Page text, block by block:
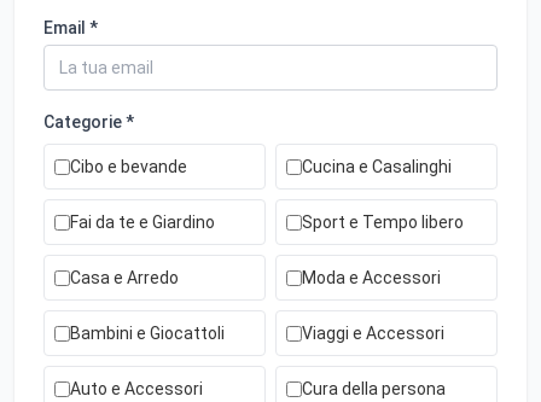
Email *
Categorie *
Cibo e bevande Cucina e Casalinghi
Fai da te e Giardino Sport e Tempo libero
Casa e Arredo Moda e Accessori
Bambini e Giocattoli Viaggi e Accessori
Auto e Accessori Cura della persona